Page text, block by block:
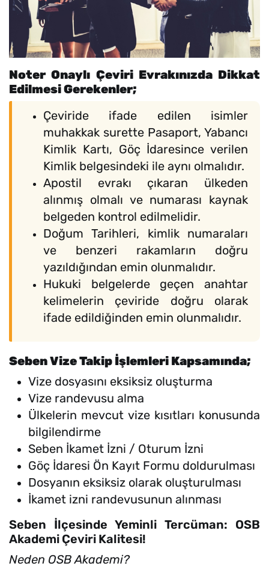
Noter Onaylı Çeviri Evrakınızda Dikkat
Edilmesi Gerekenler;
Çeviride ifade edilen isimler
muhakkak surette Pasaport, Yabancı
Kimlik Kartı, Göç İdaresince verilen
Kimlik belgesindeki ile aynı olmalıdır.
Apostil evrakı çıkaran ülkeden
alınmış olmalı ve numarası kaynak
belgeden kontrol edilmelidir.
Doğum Tarihleri, kimlik numaraları
ve benzeri rakamların doğru
yazıldığından emin olunmalıdır.
Hukuki belgelerde geçen anahtar
kelimelerin çeviride doğru olarak
ifade edildiğinden emin olunmalıdır.
Seben Vize Takip İşlemleri Kapsamında;
Vize dosyasını eksiksiz oluşturma
Vize randevusu alma
Ülkelerin mevcut vize kısıtları konusunda
bilgilendirme
Seben İkamet İzni / Oturum İzni
Göç İdaresi Ön Kayıt Formu doldurulması
Dosyanın eksiksiz olarak oluşturulması
İkamet izni randevusunun alınması
Seben İlçesinde Yeminli Tercüman: OSB
Akademi Çeviri Kalitesi!
Neden OSB Akademi?